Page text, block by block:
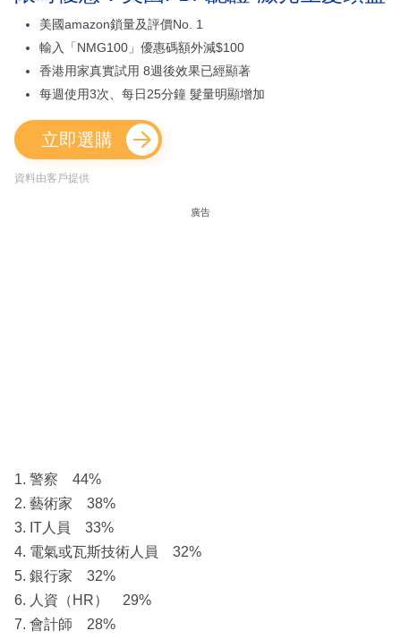
美國amazon鎖量及評價No. 1
輸入「NMG100」優惠碼額外減$100
香港用家真實試用 8週後效果已經顯著
每週使用3次、每日25分鐘 髮量明顯增加
立即選購
資料由客戶提供
廣告
1. 警察 44%
2. 藝術家 38%
3. IT人員 33%
4. 電氣或瓦斯技術人員 32%
5. 銀行家 32%
6. 人資（HR） 29%
7. 會計師 28%